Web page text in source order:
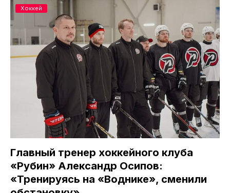
Главный тренер хоккейного клуба
«Рубин» Александр Осипов:
«Тренируясь на «Воднике», сменили
Хоккей